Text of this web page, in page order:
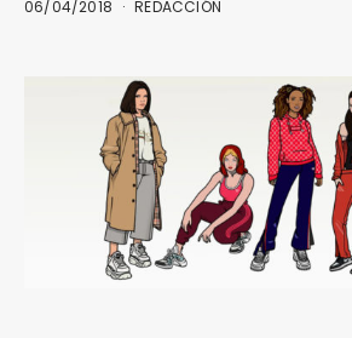
06/04/2018 REDACCIÓN